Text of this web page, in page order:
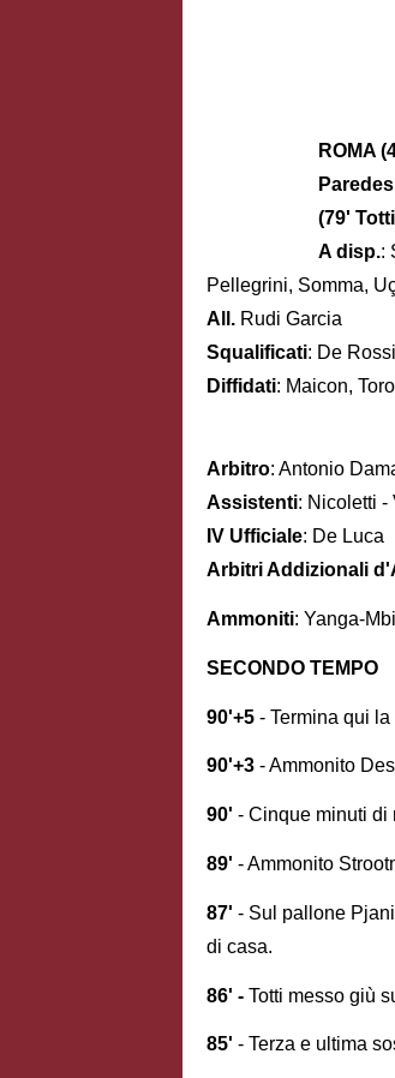
ROMA
(79'
A disp.:
Pellegrini, Somma,
All. Rudi Garcia
Squalificati: De
Diffidati: Maicon,
Arbitro: Antonio
Assistenti: Nicoletti -
IV Ufficiale: De Luca
Arbitri Addizionali
Ammoniti: Yanga-
SECONDO TEMPO
90'+5 - Termina qui
90'+3 - Ammonito
90' - Cinque minuti di
89' - Ammonito
87' - Sul pallone
di casa.
86' - Totti messo giù
85' - Terza e ultima